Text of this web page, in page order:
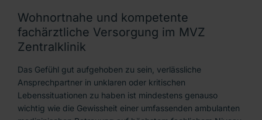
Check-Up
Beschwerdemanagement
Stellenangebote
Kontakt
Wohnortnahe und kompetente
fachärztliche Versorgung im MVZ
Zentralklinik
Das Gefühl gut aufgehoben zu sein, verlässliche
Ansprechpartner in unklaren oder kritischen
Lebenssituationen zu haben ist mindestens genauso
wichtig wie die Gewissheit einer umfassenden ambulanten